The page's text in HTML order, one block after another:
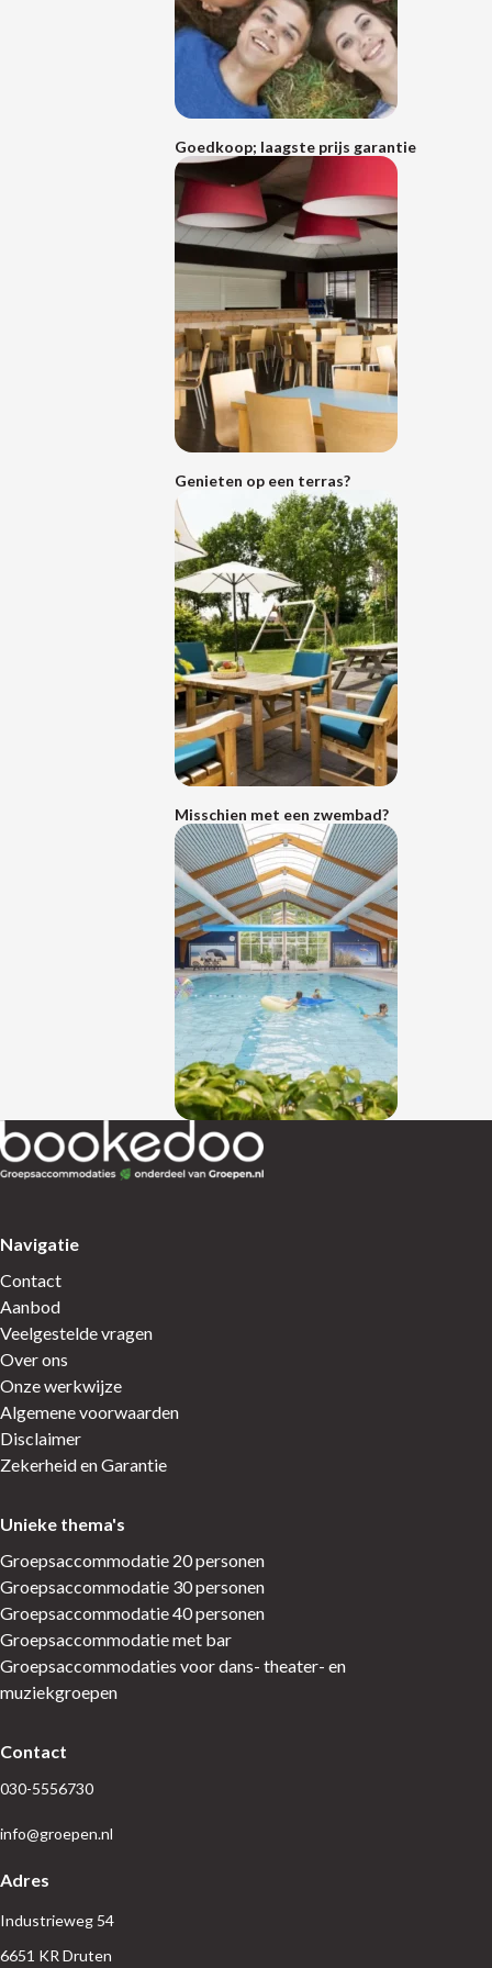
Goedkoop; laagste prijs garantie
Lees
meer
Genieten op een terras?
Lees
meer
Misschien met een zwembad?
Lees
meer
Terug naar de startpagina
Navigatie
Contact
Aanbod
Veelgestelde vragen
Over ons
Onze werkwijze
Algemene voorwaarden
Disclaimer
Zekerheid en Garantie
Unieke thema's
Groepsaccommodatie 20 personen
Groepsaccommodatie 30 personen
Groepsaccommodatie 40 personen
Groepsaccommodatie met bar
Groepsaccommodaties voor dans- theater- en
muziekgroepen
Contact
030-5556730
info@groepen.nl
Adres
Industrieweg 54
6651 KR Druten